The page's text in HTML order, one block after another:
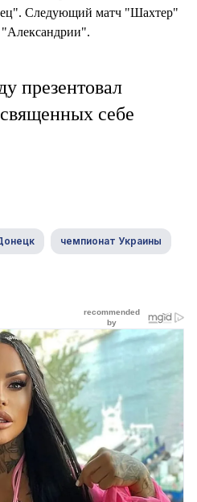
Следующий матч "Шахтер"
"Александрии".
презентовал
себе
чемпионат Украины